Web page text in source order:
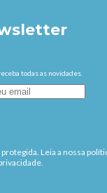
todas as novidades.
Leia a nossa